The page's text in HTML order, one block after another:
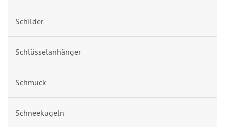
Schilder
Schlüsselanhänger
Schmuck
Schneekugeln